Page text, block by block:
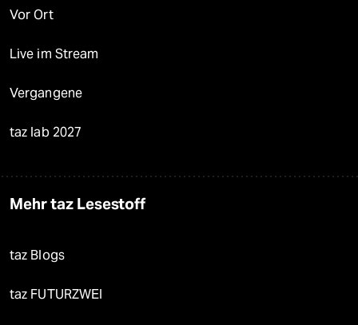
Vor Ort
Live im Stream
Vergangene
taz lab 2027
Mehr taz Lesestoff
taz Blogs
taz FUTURZWEI